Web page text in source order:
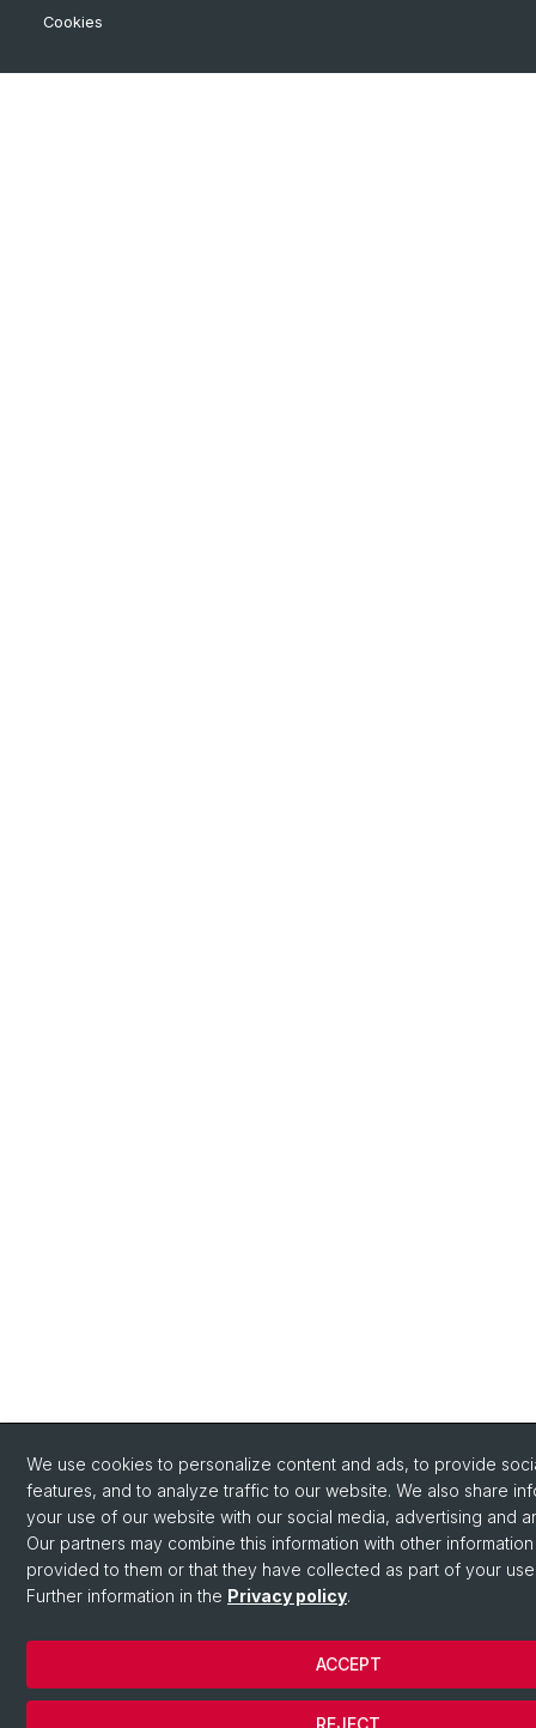
Cookies
We use cookies to personalize content and ads, to provide
features, and to analyze traffic to our website. We also share
your use of our website with our social media, advertising and
Our partners may combine this information with other
provided to them or that they have collected as part of your
Further information in the Privacy policy.
REJECT
ACCEPT